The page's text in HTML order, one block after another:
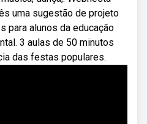
uma sugestão de projeto
para alunos da educação
3 aulas de 50 minutos
das festas populares.